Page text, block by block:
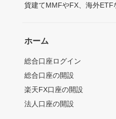
貨建てMMFやFX、海外
ホーム
総合口座ログイン
総合口座の開設
楽天FX口座の開設
法人口座の開設